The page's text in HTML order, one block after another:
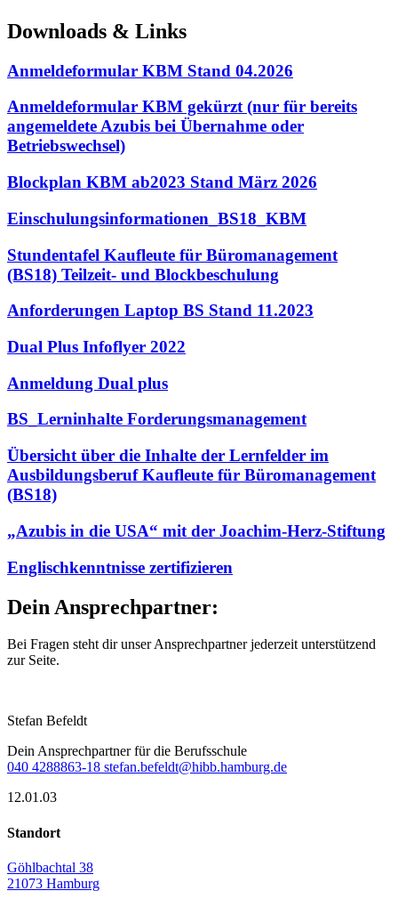
Downloads & Links
Anmeldeformular KBM Stand 04.2026
Anmeldeformular KBM gekürzt (nur für bereits
angemeldete Azubis bei Übernahme oder
Betriebswechsel)
Blockplan KBM ab2023 Stand März 2026
Einschulungsinformationen_BS18_KBM
Stundentafel Kaufleute für Büromanagement
(BS18) Teilzeit- und Blockbeschulung
Anforderungen Laptop BS Stand 11.2023
Dual Plus Infoflyer 2022
Anmeldung Dual plus
BS_Lerninhalte Forderungsmanagement
Übersicht über die Inhalte der Lernfelder im
Ausbildungsberuf Kaufleute für Büromanagement
(BS18)
„Azubis in die USA“ mit der Joachim-Herz-Stiftung
Englischkenntnisse zertifizieren
Dein Ansprechpartner:
Bei Fragen steht dir unser Ansprechpartner jederzeit unterstützend
zur Seite.
Stefan Befeldt
Dein Ansprechpartner für die Berufsschule
040 4288863-18 stefan.befeldt@hibb.hamburg.de
12.01.03
Standort
Göhlbachtal 38
21073 Hamburg